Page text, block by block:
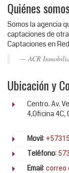
Quiénes
Somos la agencia
captaciones de
Captaciones en
ACR
Ubicación y
Centro. Av.
4,Oficina 4C,
Movil:
Teléfono:
Email: correo